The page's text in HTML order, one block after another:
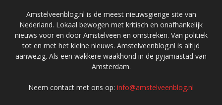
Amstelveenblog.nl is de meest nieuwsgierige site van
Nederland. Lokaal bewogen met kritisch en onafhankelijk
nieuws voor en door Amstelveen en omstreken. Van politiek
tot en met het kleine nieuws. Amstelveenblog.nl is altijd
aanwezig. Als een wakkere waakhond in de pyjamastad van
Amsterdam.
Neem contact met ons op: info@amstelveenblog.nl